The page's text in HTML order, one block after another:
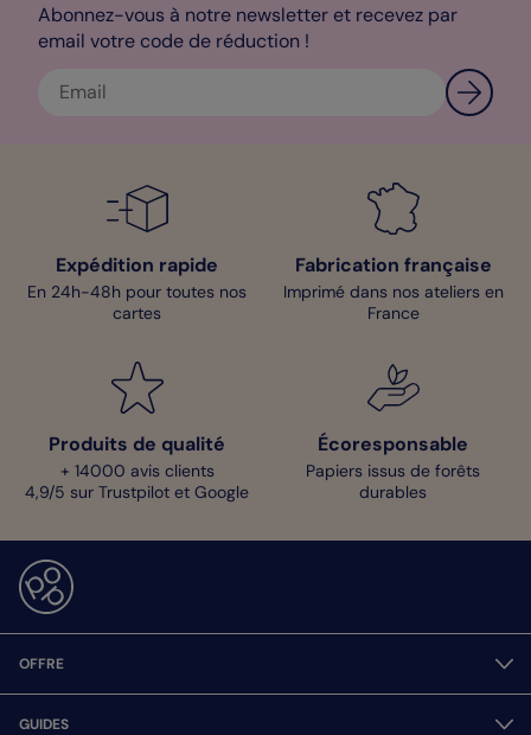
Abonnez-vous à notre newsletter et recevez par
email votre code de réduction !
Expédition rapide
En 24h-48h pour toutes nos
cartes
Fabrication française
Imprimé dans nos ateliers en
France
Produits de qualité
+ 14000 avis clients
4,9/5 sur Trustpilot et Google
Écoresponsable
Papiers issus de forêts
durables
OFFRE
GUIDES